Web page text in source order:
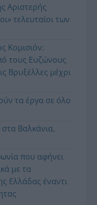
Αριστερής
τελευταίοι των
Κομισιόν:
τους Ευζώνους
Βρυξέλλες μέχρι
τα έργα σε όλο
Βαλκάνια,
που αφήνει
με τα
Ελλάδας έναντι